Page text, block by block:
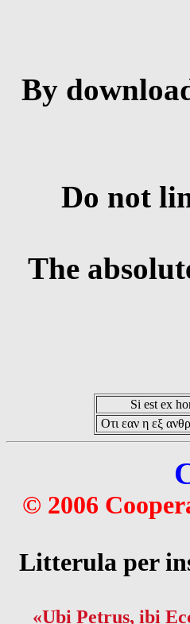
By
Do not
The
Si est ex
Οτι εαν η εξ
© 2006
Litterula per
«Ubi Petrus, ibi